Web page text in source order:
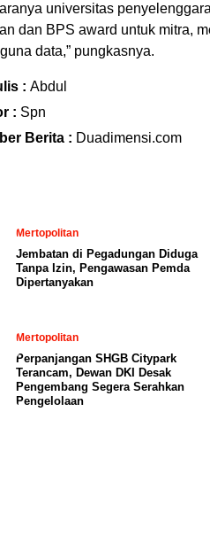
universitas
dan BPS award untuk mitra,
data,” pungkasnya.
: Abdul
: Spn
Berita : Duadimensi.com
Mertopolitan
Jembatan di Pegadungan Diduga
Tanpa Izin, Pengawasan Pemda
Dipertanyakan
Mertopolitan
Perpanjangan SHGB Citypark
Terancam, Dewan DKI Desak
Pengembang Segera Serahkan
Pengelolaan